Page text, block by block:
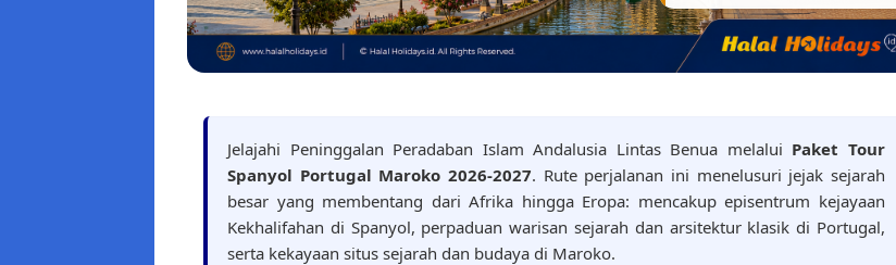
Jelajahi Peninggalan Peradaban Islam Andalusia Lintas Benua melalui Paket Tour
Spanyol Portugal Maroko 2026-2027. Rute perjalanan ini menelusuri jejak sejarah
besar yang membentang dari Afrika hingga Eropa: mencakup episentrum kejayaan
Kekhalifahan di Spanyol, perpaduan warisan sejarah dan arsitektur klasik di Portugal,
serta kekayaan situs sejarah dan budaya di Maroko.